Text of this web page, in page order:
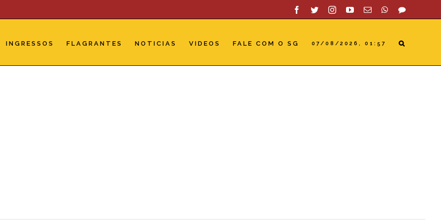
Facebook
TwitterInstagramYouTube
Email WhatsApp
SAC
INGRESSOS FLAGRANTES NOTICIAS VIDEOS FALE COM O SG 07/08/2026, 01:57